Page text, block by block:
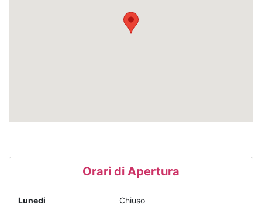
Orari di Apertura
Lunedi
Chiuso